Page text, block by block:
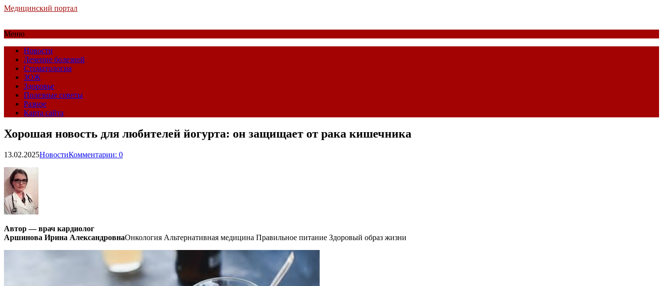
Медицинский портал
Меню
Новости
Лечение болезней
Стоматология
ЗОЖ
Здоровье
Полезные советы
Разное
Карта сайта
Хорошая новость для любителей йогурта: он защищает от рака кишечника
13.02.2025НовостиКомментарии: 0
Автор — врач кардиолог
Аршинова Ирина АлександровнаОнкология Альтернативная медицина Правильное питание Здоровый образ жизни